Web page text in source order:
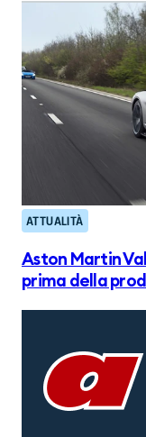
ATTUALITÀ
Aston Martin
prima della